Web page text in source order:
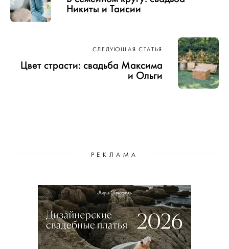
Никиты и Таисии
СЛЕДУЮЩАЯ СТАТЬЯ
Цвет страсти: свадьба Максима
и Ольги
РЕКЛАМА